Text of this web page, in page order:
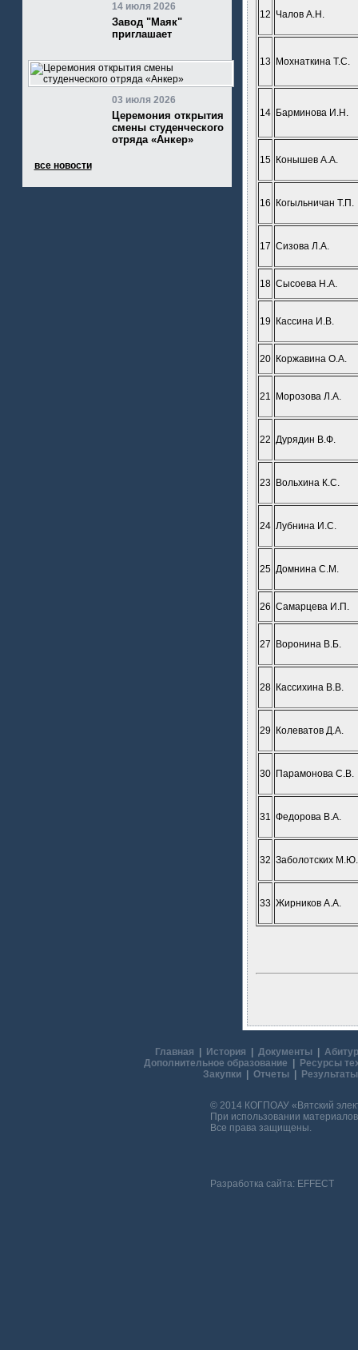
14 июля 2026
Завод "Маяк"
приглашает
03 июля 2026
Церемония открытия
смены студенческого
отряда «Анкер»
все новости
12 Чалов А.Н.
13 Мохнаткина Т.С.
14 Барминова И.Н.
15 Конышев А.А.
16 Когыльничан Т.П.
17 Сизова Л.А.
18 Сысоева Н.А.
19 Кассина И.В.
20 Коржавина О.А.
21 Морозова Л.А.
22 Дурядин В.Ф.
23 Вольхина К.С.
24 Лубнина И.С.
25 Домнина С.М.
26 Самарцева И.П.
27 Воронина В.Б.
28 Кассихина В.В.
29 Колеватов Д.А.
30 Парамонова С.В.
31 Федорова В.А.
32 Заболотских М.Ю.
33 Жирников А.А.
Главная История Документы|
Дополнительное образование
Ресурсы
Закупки| Отчеты|
© 2014 КОГПОАУ «Вятский
При использовании
Все права защищены.
Разработка сайта: EFFECT